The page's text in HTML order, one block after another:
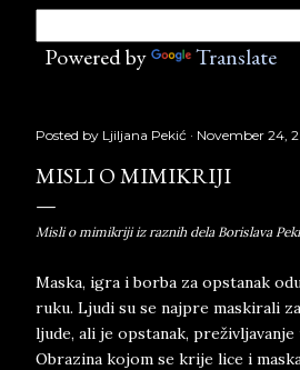
Powered by Translate
Posted by Ljiljana Pekić November 24,
MISLI O MIMIKRIJI
Misli o mimikriji iz raznih dela Borislava
Maska, igra i borba za opstanak
ruku. Ljudi su se najpre maskirali
ljude, ali je opstanak,
Obrazina kojom se krije lice i